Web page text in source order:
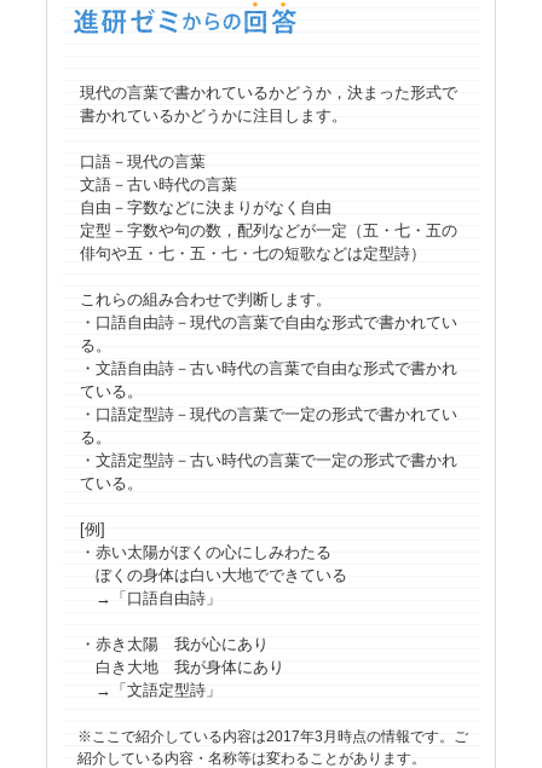
現代の言葉で書かれているかどうか，決まった形式で
書かれているかどうかに注目します。
口語－現代の言葉
文語－古い時代の言葉
自由－字数などに決まりがなく自由
定型－字数や句の数，配列などが一定（五・七・五の
俳句や五・七・五・七・七の短歌などは定型詩）
これらの組み合わせで判断します。
・口語自由詩－現代の言葉で自由な形式で書かれてい
る。
・文語自由詩－古い時代の言葉で自由な形式で書かれ
ている。
・口語定型詩－現代の言葉で一定の形式で書かれてい
る。
・文語定型詩－古い時代の言葉で一定の形式で書かれ
ている。
[例]
・赤い太陽がぼくの心にしみわたる
ぼくの身体は白い大地でできている
→「口語自由詩」
・赤き太陽 我が心にあり
白き大地 我が身体にあり
→「文語定型詩」
ここで紹介している内容は2017年3月時点の情報です。ご
紹介している内容・名称等は変わることがあります。